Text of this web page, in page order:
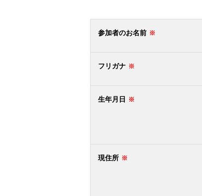
参加者のお名前
フリガナ
生年月日
現住所